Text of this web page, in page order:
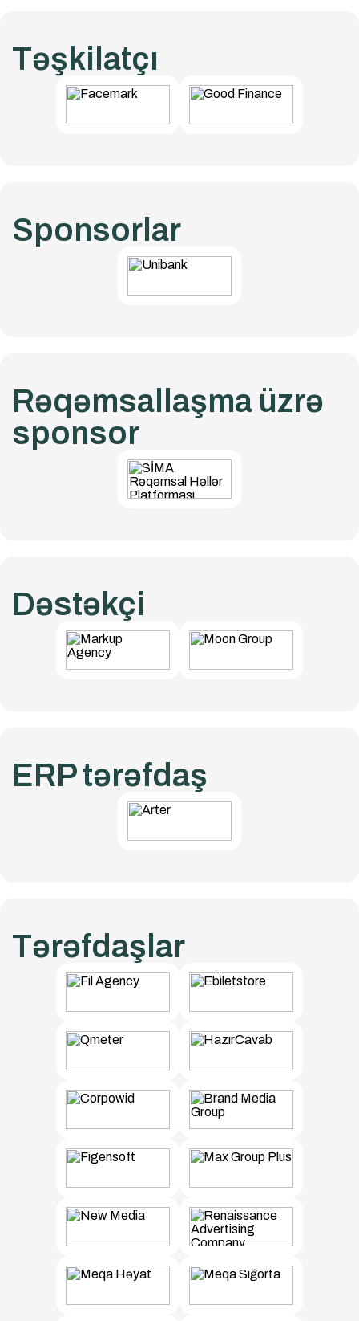
Təşkilatçı
Sponsorlar
Rəqəmsallaşma üzrə
sponsor
Dəstəkçi
ERP tərəfdaş
Tərəfdaşlar